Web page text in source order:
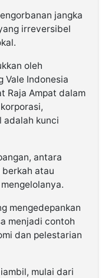
jangka
irreversibel
oleh
Vale Indonesia
Raja Ampat dalam
adalah kunci
antara
atau
mengedepankan
menjadi contoh
dan pelestarian
mulai dari